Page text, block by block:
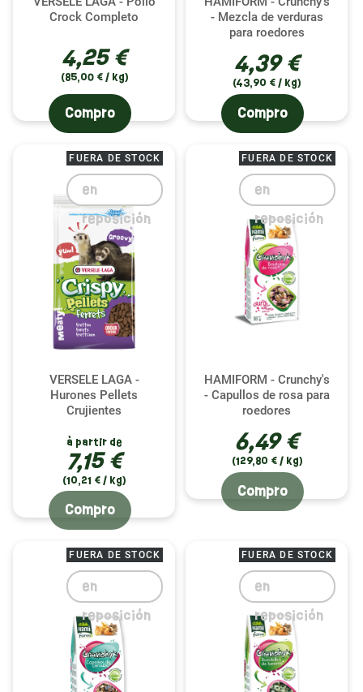
Crock Completo
4,25 €
(85,00 € / kg)
Compro
- Mezcla de verduras
para roedores
4,39 €
(43,90 € / kg)
Compro
VERSELE LAGA -
Hurones Pellets
Crujientes
à partir de
7,15 €
(10,21 € / kg)
FUERA DE STOCK
en
reposición
Compro
HAMIFORM - Crunchy's
- Capullos de rosa para
roedores
6,49 €
(129,80 € / kg)
FUERA DE STOCK
en
reposición
Compro
FUERA DE STOCK
en
reposición
FUERA DE STOCK
en
reposición